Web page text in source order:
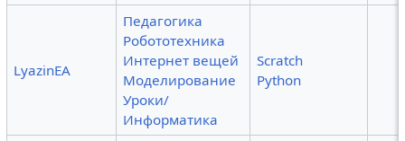
LyazinEA
Педагогика
Робототехника
Интернет вещей
Моделирование
Уроки/
Информатика
Scratch
Python